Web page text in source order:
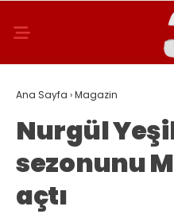
Ana Sayfa ›Magazin
Nurgül
sezonunu
açtı